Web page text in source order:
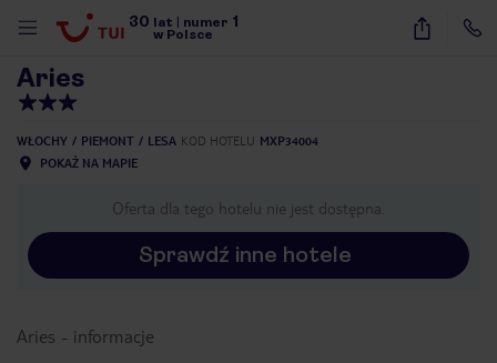
30 lat numer 1
w Polsce
18
Aries
WŁOCHY PIEMONT LESA KOD HOTELU MXP34004
POKAŻ NA MAPIE
Oferta dla tego hotelu nie jest dostępna.
Sprawdź inne hotele
Aries - informacje